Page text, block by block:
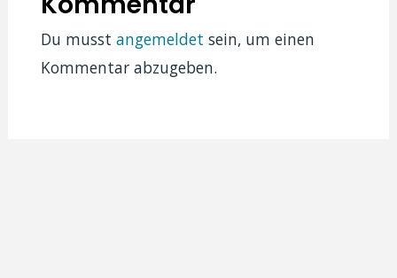
Du musstangemeldet sein, um einen
Kommentar abzugeben.